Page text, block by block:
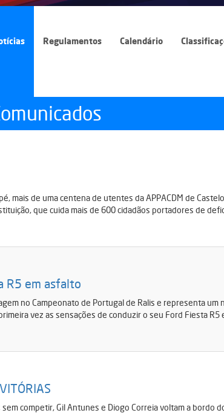
Regulamentos Calendário
mais de uma centena de utentes da APPACDM de
que cuida mais de 600 cidadãos portadores de
R5 em asfalto
no Campeonato de Portugal de Ralis e representa
vez as sensações de conduzir o seu Ford Fiesta R5
competir, Gil Antunes e Diogo Correia voltam a bordo